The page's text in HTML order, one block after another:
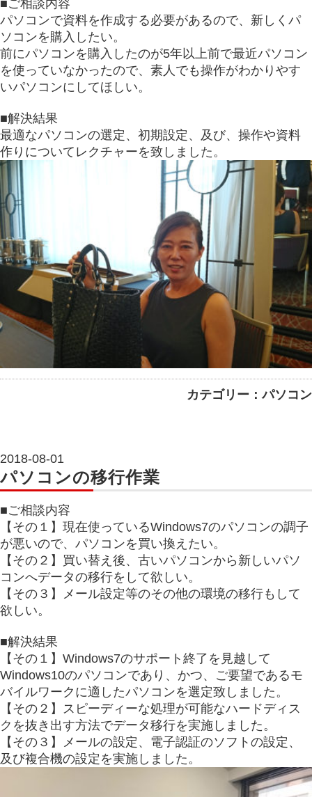
■ご相談内容
パソコンで資料を作成する必要があるので、新しくパ
ソコンを購入したい。
前にパソコンを購入したのが5年以上前で最近パソコン
を使っていなかったので、素人でも操作がわかりやす
いパソコンにしてほしい。
■解決結果
最適なパソコンの選定、初期設定、及び、操作や資料
作りについてレクチャーを致しました。
カテゴリー：パソコン
2018-08-01
パソコンの移行作業
■ご相談内容
【その１】現在使っているWindows7のパソコンの調子
が悪いので、パソコンを買い換えたい。
【その２】買い替え後、古いパソコンから新しいパソ
コンへデータの移行をして欲しい。
【その３】メール設定等のその他の環境の移行もして
欲しい。
■解決結果
【その１】Windows7のサポート終了を見越して
Windows10のパソコンであり、かつ、ご要望であるモ
バイルワークに適したパソコンを選定致しました。
【その２】スピーディーな処理が可能なハードディス
クを抜き出す方法でデータ移行を実施しました。
【その３】メールの設定、電子認証のソフトの設定、
及び複合機の設定を実施しました。